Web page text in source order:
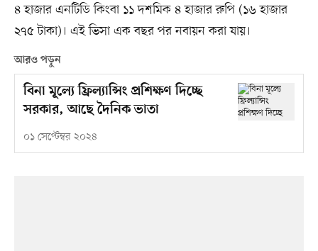
৪ হাজার এনটিডি কিংবা ১১ দশমিক ৪ হাজার রুপি (১৬ হাজার
২৭৫ টাকা)। এই ভিসা এক বছর পর নবায়ন করা যায়।
আরও পড়ুন
বিনা মূল্যে ফ্রিল্যান্সিং প্রশিক্ষণ দিচ্ছে
সরকার, আছে দৈনিক ভাতা
০১ সেপ্টেম্বর ২০২৪